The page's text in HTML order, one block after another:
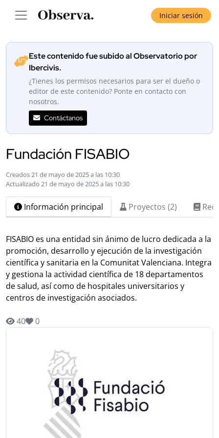
Iniciar sesión
Este contenido fue subido al Observatorio por
Ibercivis.
¿Tienes los permisos necesarios para ser el dueño o
editor de este contenido? Ponte en contacto con
nosotros.
Contáctanos
Fundación FISABIO
Creados 21 de mayo de 2025 a las 10:30
Actualizado 21 de mayo de 2025 a las 10:30
Información principal Proyectos (2)
FISABIO es una entidad sin ánimo de lucro dedicada a la
promoción, desarrollo y ejecución de la investigación
científica y sanitaria en la Comunitat Valenciana. Integra
y gestiona la actividad científica de 18 departamentos
de salud, así como de hospitales universitarios y
centros de investigación asociados.
40 0